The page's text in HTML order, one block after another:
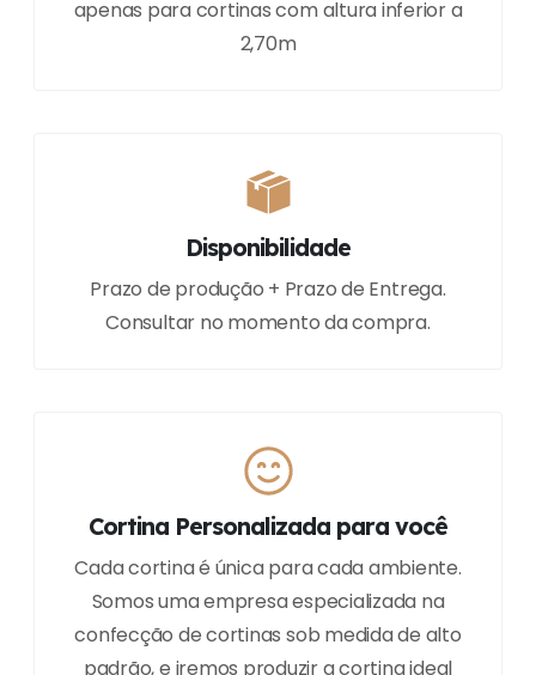
apenas para cortinas com altura inferior a
2,70m
Disponibilidade
Prazo de produção + Prazo de Entrega.
Consultar no momento da compra.
Cortina Personalizada para você
Cada cortina é única para cada ambiente.
Somos uma empresa especializada na
confecção de cortinas sob medida de alto
padrão, e iremos produzir a cortina ideal